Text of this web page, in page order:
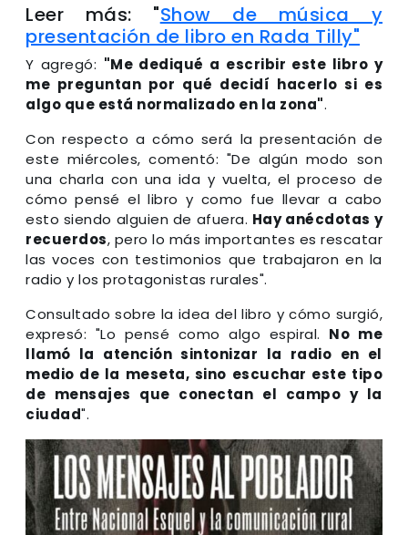
Leer más: "Show de música y
presentación de libro en Rada Tilly"
Y agregó: "Me dediqué a escribir este libro y
me preguntan por qué decidí hacerlo si es
algo que está normalizado en la zona".
Con respecto a cómo será la presentación de
este miércoles, comentó: "De algún modo son
una charla con una ida y vuelta, el proceso de
cómo pensé el libro y como fue llevar a cabo
esto siendo alguien de afuera. Hay anécdotas y
recuerdos, pero lo más importantes es rescatar
las voces con testimonios que trabajaron en la
radio y los protagonistas rurales".
Consultado sobre la idea del libro y cómo surgió,
expresó: "Lo pensé como algo espiral. No me
llamó la atención sintonizar la radio en el
medio de la meseta, sino escuchar este tipo
de mensajes que conectan el campo y la
ciudad".